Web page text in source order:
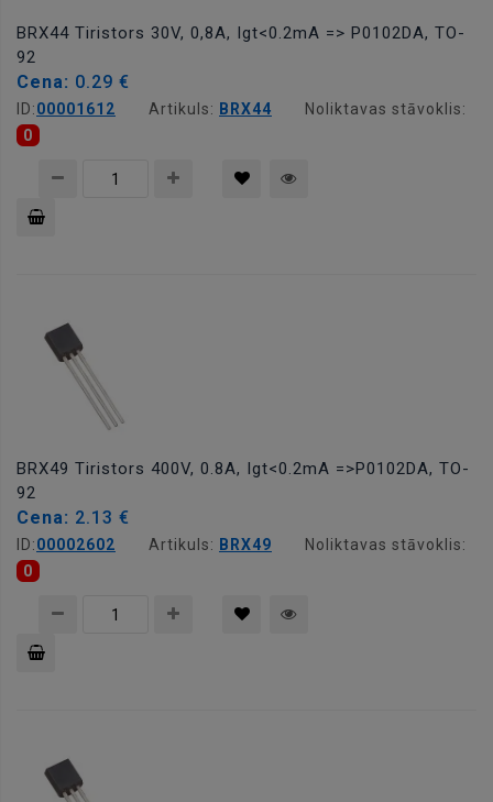
BRX44 Tiristors 30V, 0,8A, Igt<0.2mA => P0102DA, TO-
92
Cena: 0.29 €
ID:00001612 Artikuls: BRX44
Noliktavas stāvoklis:
0
BRX49 Tiristors 400V, 0.8A, Igt<0.2mA =>P0102DA, TO-
92
Cena: 2.13 €
ID:00002602 Artikuls: BRX49
Noliktavas stāvoklis:
0